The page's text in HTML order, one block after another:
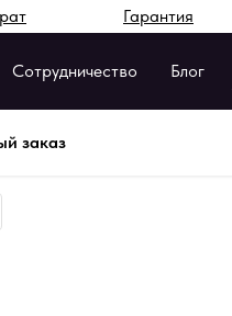
Гарантия
Сотрудничество Блог
заказ